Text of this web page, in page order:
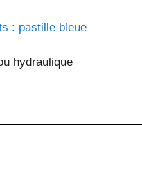
: pastille bleue
hydraulique